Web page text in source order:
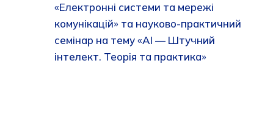
«Електронні системи та мережі
комунікацій» та науково-практичний
семінар на тему «AI — Штучний
інтелект. Теорія та практика»